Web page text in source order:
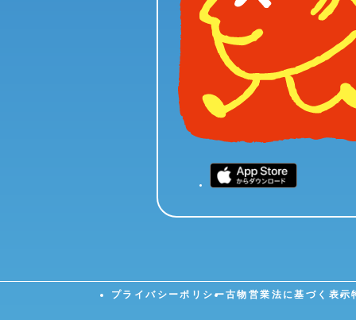
プライバシーポリシー古物営業法に基づく表示